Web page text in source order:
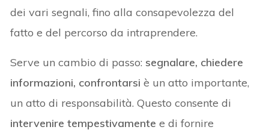
dei vari segnali, fino alla consapevolezza del
fatto e del percorso da intraprendere.
Serve un cambio di passo: segnalare, chiedere
informazioni, confrontarsi è un atto importante,
un atto di responsabilità. Questo consente di
intervenire tempestivamentee di fornire